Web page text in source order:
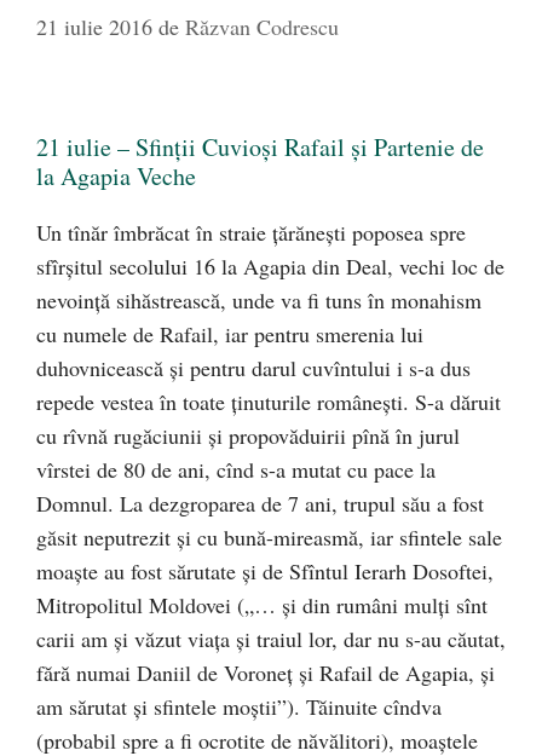
21 iulie 2016 de Răzvan Codrescu
21 iulie – Sfinții Cuvioși Rafail și Partenie de
la Agapia Veche
Un tînăr îmbrăcat în straie țărănești poposea spre
sfîrșitul secolului 16 la Agapia din Deal, vechi loc de
nevoință sihăstrească, unde va fi tuns în monahism
cu numele de Rafail, iar pentru smerenia lui
duhovnicească și pentru darul cuvîntului i s-a dus
repede vestea în toate ținuturile românești. S-a dăruit
cu rîvnă rugăciunii și propovăduirii pînă în jurul
vîrstei de 80 de ani, cînd s-a mutat cu pace la
Domnul. La dezgroparea de 7 ani, trupul său a fost
găsit neputrezit și cu bună-mireasmă, iar sfintele sale
moaște au fost sărutate și de Sfîntul Ierarh Dosoftei,
Mitropolitul Moldovei („… şi din rumâni mulţi sînt
carii am şi văzut viaţa şi traiul lor, dar nu s-au căutat,
fără numai Daniil de Voroneţ şi Rafail de Agapia, şi
am sărutat şi sfintele moştii”). Tăinuite cîndva
(probabil spre a fi ocrotite de năvălitori), moaștele